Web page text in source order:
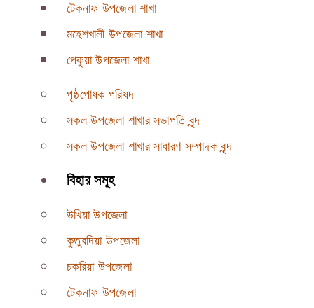
টেকনাফ উপজেলা শাখা
মহেশখালী উপজেলা শাখা
পেকুয়া উপজেলা শাখা
পৃষ্ঠপোষক পরিষদ
সকল উপজেলা শাখার সভাপতি বৃন্দ
সকল উপজেলা শাখার সাধারণ সম্পাদক বৃন্দ
বিহার সমূহ
উখিয়া উপজেলা
কুতুবদিয়া উপজেলা
চকরিয়া উপজেলা
টেকনাফ উপজেলা